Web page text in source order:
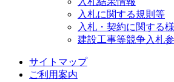
入札に関する規則等
入札・契約に関する
建設工事等競争入札
サイトマップ
ご利用案内